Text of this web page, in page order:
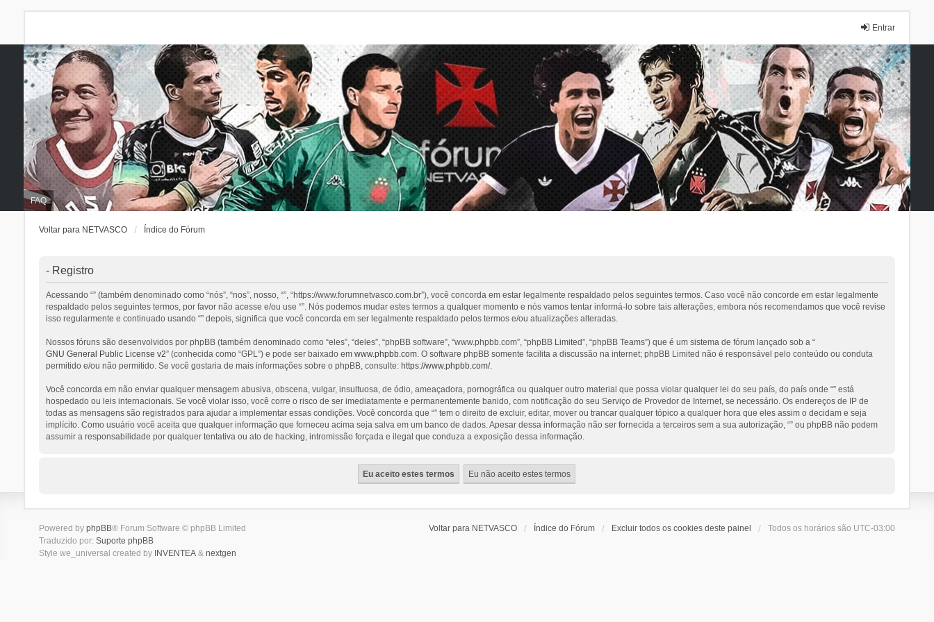
Entrar
FAQ
Voltar para NETVASCO Índice do Fórum
- Registro
Acessando “” (também denominado como “nós”, “nos”, nosso, “”, “https://www.forumnetvasco.com.br”), você concorda em estar legalmente respaldado pelos seguintes termos. Caso você não concorde em estar legalmente
respaldado pelos seguintes termos, por favor não acesse e/ou use “”. Nós podemos mudar estes termos a qualquer momento e nós vamos tentar informá-lo sobre tais alterações, embora nós recomendamos que você revise
isso regularmente e continuado usando “” depois, significa que você concorda em ser legalmente respaldado pelos termos e/ou atualizações alteradas.
Nossos fóruns são desenvolvidos por phpBB (também denominado como “eles”, “deles”, “phpBB software”, “www.phpbb.com”, “phpBB Limited”, “phpBB Teams”) que é um sistema de fórum lançado sob a “
GNU General Public License v2” (conhecida como “GPL”) e pode ser baixado em www.phpbb.com. O software phpBB somente facilita a discussão na internet; phpBB Limited não é responsável pelo conteúdo ou conduta
permitido e/ou não permitido. Se você gostaria de mais informações sobre o phpBB, consulte: https://www.phpbb.com/.
Você concorda em não enviar qualquer mensagem abusiva, obscena, vulgar, insultuosa, de ódio, ameaçadora, pornográfica ou qualquer outro material que possa violar qualquer lei do seu país, do país onde “” está
hospedado ou leis internacionais. Se você violar isso, você corre o risco de ser imediatamente e permanentemente banido, com notificação do seu Serviço de Provedor de Internet, se necessário. Os endereços de IP de
todas as mensagens são registrados para ajudar a implementar essas condições. Você concorda que “” tem o direito de excluir, editar, mover ou trancar qualquer tópico a qualquer hora que eles assim o decidam e seja
implícito. Como usuário você aceita que qualquer informação que forneceu acima seja salva em um banco de dados. Apesar dessa informação não ser fornecida a terceiros sem a sua autorização, “” ou phpBB não podem
assumir a responsabilidade por qualquer tentativa ou ato de hacking, intromissão forçada e ilegal que conduza a exposição dessa informação.
Voltar para NETVASCO Índice do Fórum Excluir todos os cookies deste painel Todos os horários são UTC-03:00
Powered by phpBB® Forum Software © phpBB Limited
Traduzido por: Suporte phpBB
Style we_universal created by INVENTEA& nextgen